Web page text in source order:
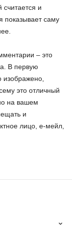
и
показывает саму
– это
В первую
изображено,
это отличный
на вашем
и
лицо, е-мейл,